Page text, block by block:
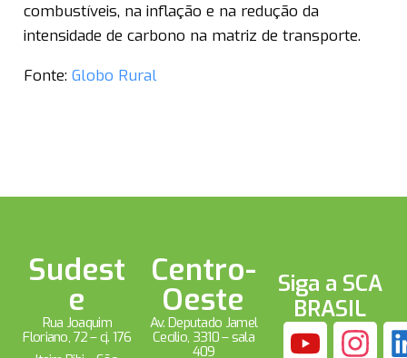
combustíveis, na inflação e na redução da
intensidade de carbono na matriz de transporte.
Fonte: Globo Rural
Sudest
e
Rua Joaquim
Floriano, 72 – cj. 176
Centro-
Oeste
Av. Deputado Jamel
Cecílio, 3310 – sala
409
Siga a SCA
BRASIL